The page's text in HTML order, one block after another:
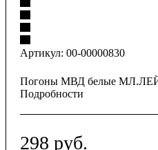
Артикул: 00-00000830
Погоны МВД белые
Подробности
298 руб.